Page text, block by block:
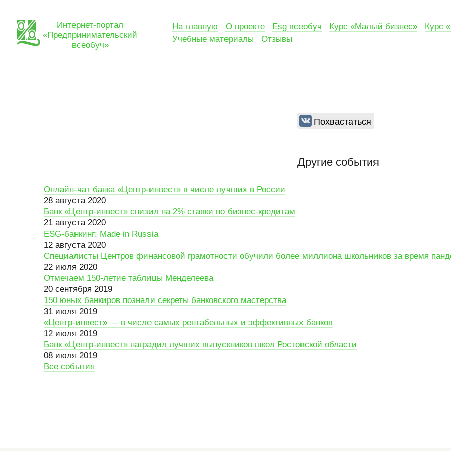
Интернет-портал
«Предпринимательский
всеобуч»
На главную О проекте Esg всеобуч Курс «Малый бизнес»
Курс
Учебные материалы
Отзывы
Похвастаться
Другие события
Онлайн-чат банка «Центр-инвест» в числе лучших в России
28 августа 2020
Банк «Центр-инвест» снизил на 2% ставки по бизнес-кредитам
21 августа 2020
ESG-банкинг: Made in Russia
12 августа 2020
Специалисты Центров финансовой грамотности обучили более миллиона школьников за время
22 июля 2020
Отмечаем 150-летие таблицы Менделеева
20 сентября 2019
150 юных банкиров познали секреты банковского мастерства
31 июля 2019
«Центр-инвест» — в числе самых рентабельных и эффективных банков
12 июля 2019
Банк «Центр-инвест» наградил лучших выпускников школ Ростовской области
08 июля 2019
Все события